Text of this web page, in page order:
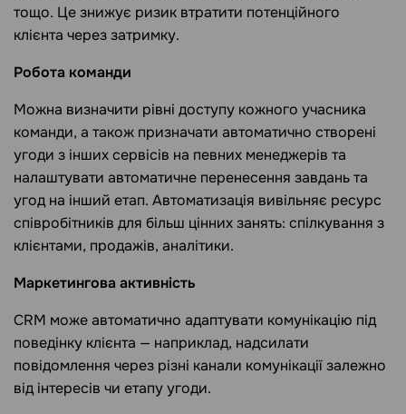
тощо. Це знижує ризик втратити потенційного
клієнта через затримку.
Робота команди
Можна визначити рівні доступу кожного учасника
команди, а також призначати автоматично створені
угоди з інших сервісів на певних менеджерів та
налаштувати автоматичне перенесення завдань та
угод на інший етап. Автоматизація вивільняє ресурс
співробітників для більш цінних занять: спілкування з
клієнтами, продажів, аналітики.
Маркетингова активність
CRM може автоматично адаптувати комунікацію під
поведінку клієнта — наприклад, надсилати
повідомлення через різні канали комунікації залежно
від інтересів чи етапу угоди.